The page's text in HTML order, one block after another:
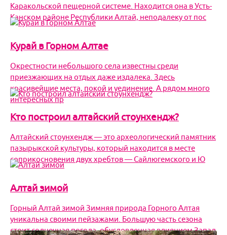
Каракольской пещерной системе. Находится она в Усть-
Канском районе Республики Алтай, неподалеку от пос
Курай в Горном Алтае
Окрестности небольшого села известны среди
приезжающих на отдых даже издалека. Здесь
красивейшие места, покой и уединение. А рядом много
интересных пр
Кто построил алтайский стоунхендж?
Алтайский стоунхендж — это археологический памятник
пазырыкской культуры, который находится в месте
соприкосновения двух хребтов — Сайлюгемского и Ю
Алтай зимой
Горный Алтай зимой Зимняя природа Горного Алтая
уникальна своими пейзажами. Большую часть сезона
стоит солнечная погода, обусловленная влиянием Запад